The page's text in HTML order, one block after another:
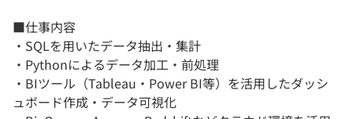
■仕事内容
・SQLを用いたデータ抽出・集計
・Pythonによるデータ加工・前処理
・BIツール（Tableau・Power BI等）を活用したダッシ
ュボード作成・データ可視化